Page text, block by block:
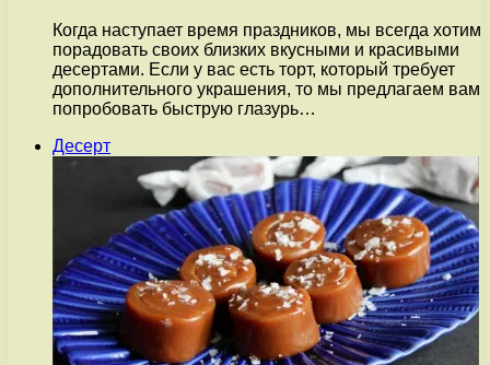
Когда наступает время праздников, мы всегда хотим
порадовать своих близких вкусными и красивыми
десертами. Если у вас есть торт, который требует
дополнительного украшения, то мы предлагаем вам
попробовать быструю глазурь…
Десерт